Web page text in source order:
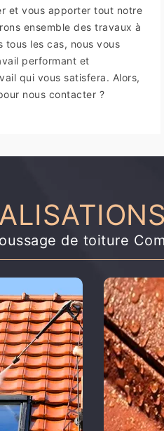
et vous apporter tout notre
ensemble des travaux à
tous les cas, nous vous
performant et
qui vous satisfera. Alors,
nous contacter ?
de toiture